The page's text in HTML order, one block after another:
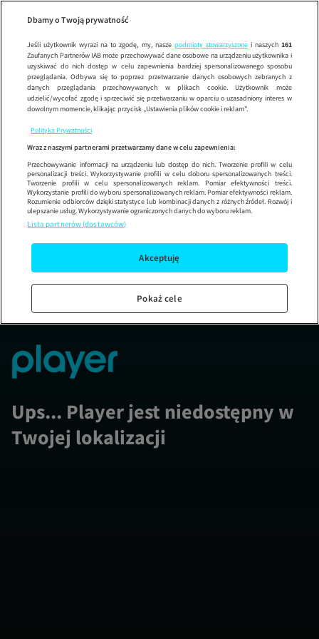
Wypróbuj aplikację mobilną
Korzystaj z łatwiejszej nawigacji i ciesz się szybszym
Ups... Player jest niedostępny w
Twojej lokalizacji
Dbamy o Twoją prywatność
Jeśli użytkownik wyrazi na to zgodę, my, nasze podmioty stowarzyszonei naszych 161
Zaufanych Partnerów IAB może przechowywać dane osobowe na urządzeniu użytkownika i
uzyskiwać do nich dostęp w celu zapewnienia bardziej spersonalizowanego sposobu
przeglądania. Odbywa się to poprzez przetwarzanie danych osobowych zebranych z
danych przeglądania przechowywanych w plikach cookie. Użytkownik może
udzielić/wycofać zgodę i sprzeciwić się przetwarzaniu w oparciu o uzasadniony interes w
dowolnym momencie, klikając przycisk „Ustawienia plików cookie i reklam”.
Polityka Prywatności
Wraz z naszymi partnerami przetwarzamy dane w celu zapewnienia:
Przechowywanie informacji na urządzeniu lub dostęp do nich. Tworzenie profili w celu
personalizacji treści. Wykorzystywanie profili w celu doboru spersonalizowanych treści.
Tworzenie profili w celu spersonalizowanych reklam. Pomiar efektywności treści.
Wykorzystanie profili do wyboru spersonalizowanych reklam. Pomiar efektywności reklam.
Rozumienie odbiorców dzięki statystyce lub kombinacji danych z różnych źródeł. Rozwój i
ulepszanie usług. Wykorzystywanie ograniczonych danych do wyboru reklam.
Lista partnerów (dostawców)
Akceptuję
Pokaż cele